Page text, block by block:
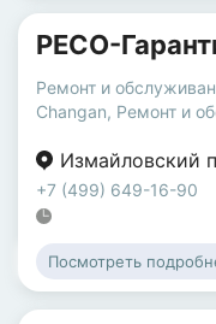
РЕСО-
Ремонт и
Changan, Ремонт и
Измайловский
+7 (499) 649-16-90
Посмотреть